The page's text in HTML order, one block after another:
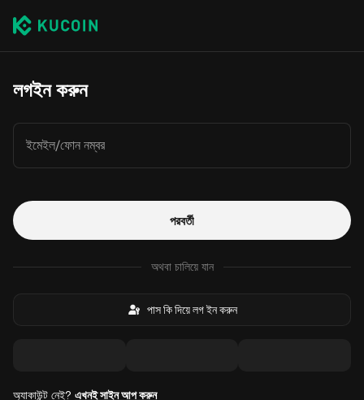
লগইন করুন
ইমেইল/ফোন নম্বর
পরবর্তী
অথবা চালিয়ে যান
পাস কি দিয়ে লগ ইন করুন
অ্যাকাউন্ট নেই? এখনই সাইন আপ করুন